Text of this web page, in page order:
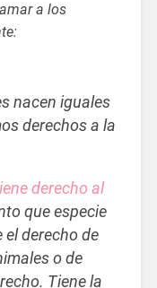
a los
nacen iguales
derechos a la
derecho al
que especie
derecho de
o de
Tiene la